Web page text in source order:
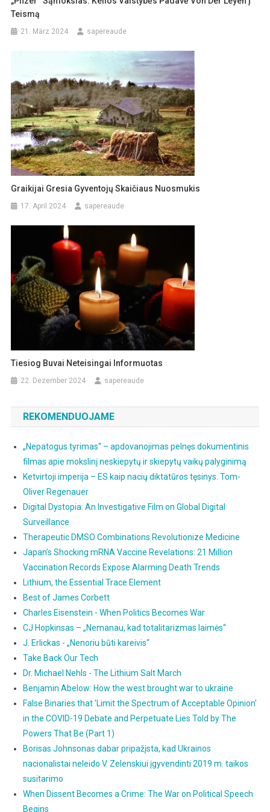
Teismą
21. März 2024 sapereaude
Graikijai Gresia Gyventojų Skaičiaus Nuosmukis
17. April 2024 sapereaude
Tiesiog Buvai Neteisingai Informuotas
22. Dezember 2024 sapereaude
REKOMENDUOJAME
„Nepatogus tyrimas“ – apdovanojimas pelnęs dokumentinis
filmas apie mokslinį neskiepytų ir skiepytų vaikų palyginimą
Ketvirtoji imperija – ES kaip nacių diktatūros tęsinys. Tom-
Oliver Regenauer
Digital Dystopia: An Investigative Film on Global Digital
Surveillance
Therapeutic DMSO Combinations Revolutionize Medicine
Japan’s Shocking mRNA Vaccine Revelations: 21 Million
Vaccination Records Expose Alarming Death Trends
Lithium, the Essential Trace Element
Best of James Corbett
Charles Eisenstein - When Politics Becomes War
CJ Hopkinsas – „Nemanau, kad totalitarizmas laimės“
J. Erlickas - „Nenoriu būti kareivis“
Take Back Our Tech
Dr. Michael Nehls - The Lithium Salt March
Benjamin Abelow: How the west brought war to ukraine
False Binaries that 'Limit the Spectrum of Acceptable Opinion'
in the COVID-19 Debate and Perpetuate Lies Told by The
Powers That Be (Part 1)
Borisas Johnsonas dabar pripažįsta, kad Ukrainos
nacionalistai neleido V. Zelenskiui įgyvendinti 2019 m. taikos
susitarimo
When Dissent Becomes a Crime: The War on Political Speech
Begins